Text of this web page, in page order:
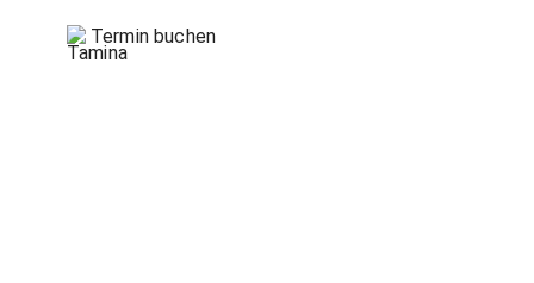
Termin buchen